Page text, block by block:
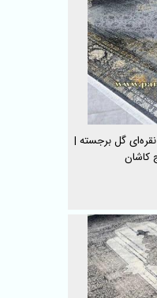
نقره‌ای گل برجسته |
کاشان